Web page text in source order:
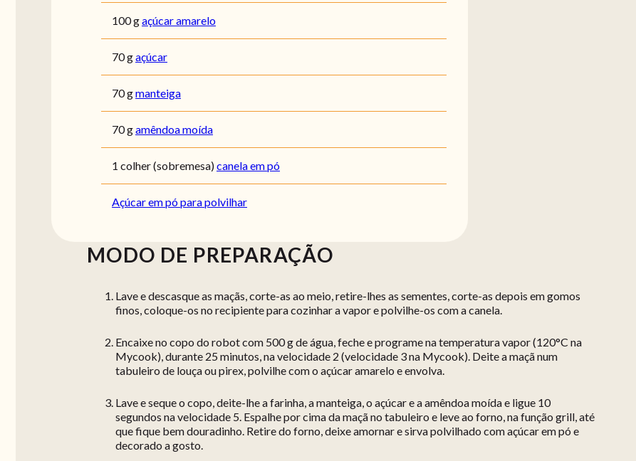
100 gaçúcar amarelo
70 gaçúcar
70 gmanteiga
70 gamêndoa moída
1 colher (sobremesa)canela em pó
Açúcar em pó para polvilhar
MODO DE PREPARAÇÃO
Lave e descasque as maçãs, corte-as ao meio, retire-lhes as sementes, corte-as depois em gomos
finos, coloque-os no recipiente para cozinhar a vapor e polvilhe-os com a canela.
Encaixe no copo do robot com 500 g de água, feche e programe na temperatura vapor (120°C na
Mycook), durante 25 minutos, na velocidade 2 (velocidade 3 na Mycook). Deite a maçã num
tabuleiro de louça ou pirex, polvilhe com o açúcar amarelo e envolva.
Lave e seque o copo, deite-lhe a farinha, a manteiga, o açúcar e a amêndoa moída e ligue 10
segundos na velocidade 5. Espalhe por cima da maçã no tabuleiro e leve ao forno, na função grill, até
que fique bem douradinho. Retire do forno, deixe amornar e sirva polvilhado com açúcar em pó e
decorado a gosto.